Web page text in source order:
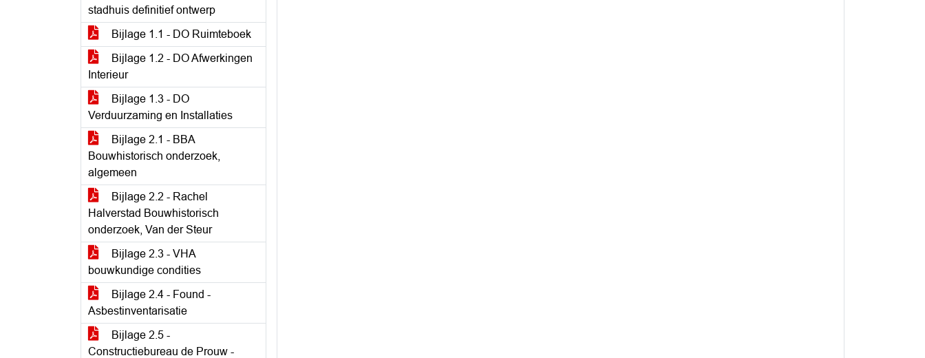
stadhuis definitief ontwerp
Bijlage 1.1 - DO Ruimteboek
Bijlage 1.2 - DO Afwerkingen
Interieur
Bijlage 1.3 - DO
Verduurzaming en Installaties
Bijlage 2.1 - BBA
Bouwhistorisch onderzoek,
algemeen
Bijlage 2.2 - Rachel
Halverstad Bouwhistorisch
onderzoek, Van der Steur
Bijlage 2.3 - VHA
bouwkundige condities
Bijlage 2.4 - Found -
Asbestinventarisatie
Bijlage 2.5 -
Constructiebureau de Prouw -